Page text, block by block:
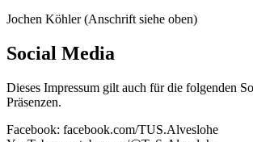
Jochen Köhler (Anschrift siehe oben)
Social Media
Dieses Impressum gilt auch für die folgenden
Präsenzen.
Facebook: facebook.com/TUS.Alveslohe